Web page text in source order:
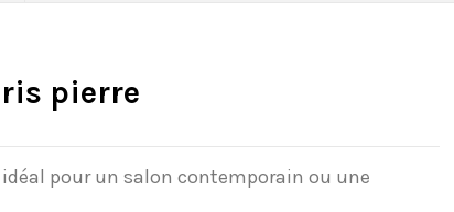
pierre
idéal pour un salon contemporain ou une